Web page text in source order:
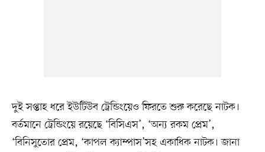
দুই সপ্তাহ ধরে ইউটিউব ট্রেন্ডিংয়েও ফিরতে শুরু করেছে নাটক।
বর্তমানে ট্রেন্ডিংয়ে রয়েছে ‘বিসিএস’, ‘অন্য রকম প্রেম’,
‘বিনিসুতোর প্রেম, ‘কাপল ক্যাম্পাস’সহ একাধিক নাটক। জানা